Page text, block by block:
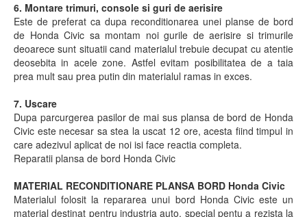
6. Montare trimuri, console si guri de aerisire
Este de preferat ca dupa reconditionarea unei planse de bord
de Honda Civic sa montam noi gurile de aerisire si trimurile
deoarece sunt situatii cand materialul trebuie decupat cu atentie
deosebita in acele zone. Astfel evitam posibilitatea de a taia
prea mult sau prea putin din materialul ramas in exces.
7. Uscare
Dupa parcurgerea pasilor de mai sus plansa de bord de Honda
Civic este necesar sa stea la uscat 12 ore, acesta fiind timpul in
care adezivul aplicat de noi isi face reactia completa.
Reparatii plansa de bord Honda Civic
MATERIAL RECONDITIONARE PLANSA BORD Honda Civic
Materialul folosit la repararea unui bord Honda Civic este un
material destinat pentru industria auto, special pentu a rezista la